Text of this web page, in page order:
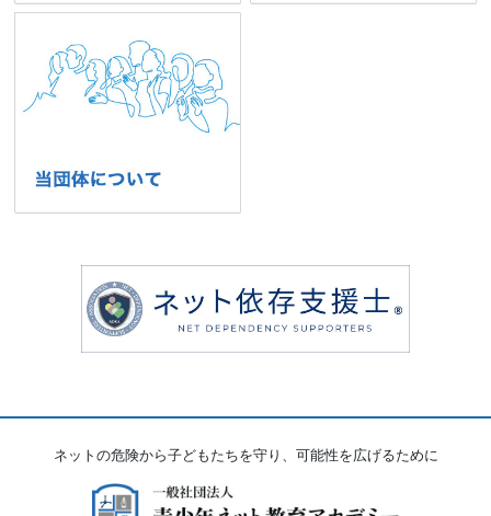
ネットの危険から子どもたちを守り、可能性を広げるために